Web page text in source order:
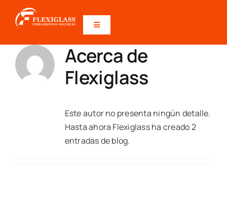
Toggle
INICIO
Acerca de
Flexiglass
Este autor no presenta ningún detalle.
Hasta ahora Flexiglass ha creado 2
entradas de blog.